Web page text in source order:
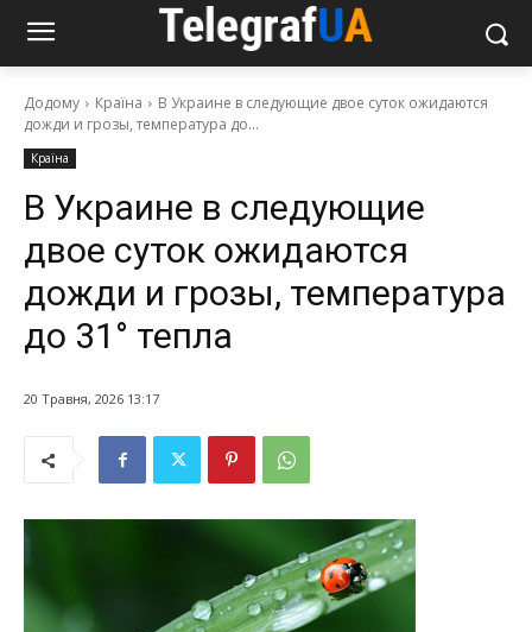
Додому Країна
В Украине в следующие двое суток ожидаются
дожди и грозы, температура до...
Країна
В Украине в следующие
двое суток ожидаются
дожди и грозы, температура
до 31° тепла
20 Травня, 2026 13:17